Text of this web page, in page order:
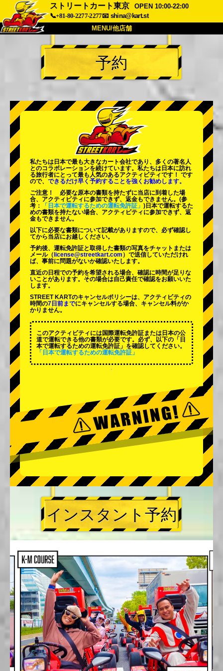
ストリートカート東京
OPEN 10:00-22:00
📞+81-80-2277-2277📧 shina@kart.st
MENU/他店舗
トップ
概要 車両 価格
会社 予約
他店舗
東京 秋葉原 #2
東京 渋谷アネックス 東京ベイ
東京 浅草 大阪
沖縄
予約
私たちは日本で最も大きなカート会社であり、 多くの著名人
とのコラボレーションを続けています。私たちは日本に訪れ
る旅行者にとって最も人気のあるアクティビティです！ です
ので、 できるだけ早く予約することを強くお勧めします。
ご注意！ 必要な原本の書類を持たずに当店に到着した場
合、アクティビティに参加できず、返金もできません。 (参
考：
「日本で運転するための運転免許証」 )日本で運転するた
めの書類を持たない場合、アクティビティに参加できず、返
金もできません。
以下に必要な書類について記載がありますので、必ず確認し
てから当店にお越しください。
予約後、運転免許証と取得した書類の写真をチャットまたは
メール（ license@streetkart.com ）で送信していただけれ
ば、事前に問題がないか確認いたします。
直近の日程での予約を希望される場合、確認に時間が足りな
いことがあります。その場合は自己責任で確認をお願いいた
します。
STREET KARTのキャンセルポリシーは、アクティビティの
時間の7日前までにキャンセルする場合、キャンセル料がか
かりません。
このアクティビティには国際運転免許証または日本の公
道で運転できる他の書類が必要です。必ず、以下の「日
本で運転するための運転免許証」を確認してください。
「日本で運転するための運転免許証」
インスタント予約